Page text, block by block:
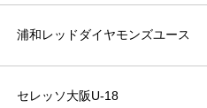
浦和レッドダイヤモンズユース
セレッソ大阪U-18